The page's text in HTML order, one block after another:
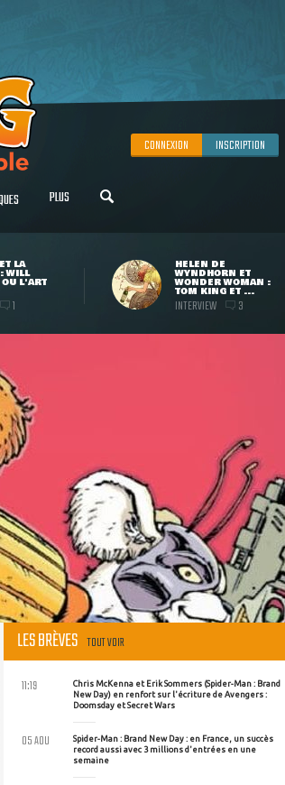
CONNEXION INSCRIPTION
PLUS
LA
WILL
L'ART
1
HELEN DE
WYNDHORN ET
WONDER WOMAN :
TOM KING ET ...
INTERVIEW 3
LES BRÈVES TOUT VOIR
Chris McKenna et Erik Sommers (Spider-Man : Brand
New Day) en renfort sur l'écriture de Avengers :
Doomsday et Secret Wars
11:19
Spider-Man : Brand New Day : en France, un succès
record aussi avec 3 millions d'entrées en une
semaine
05 AOU